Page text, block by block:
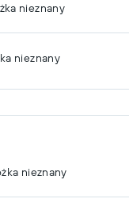
nieznany
nieznany
nieznany